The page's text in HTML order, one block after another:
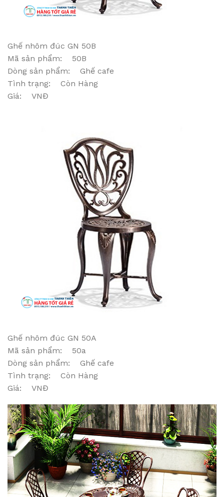
Ghế nhôm đúc GN 50B
Mã sản phẩm: 50B
Dòng sản phẩm: Ghế cafe
Tình trạng: Còn Hàng
Giá: VNĐ
Ghế nhôm đúc GN 50A
Mã sản phẩm: 50a
Dòng sản phẩm: Ghế cafe
Tình trạng: Còn Hàng
Giá: VNĐ